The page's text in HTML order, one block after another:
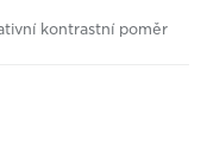
kontrastní poměr